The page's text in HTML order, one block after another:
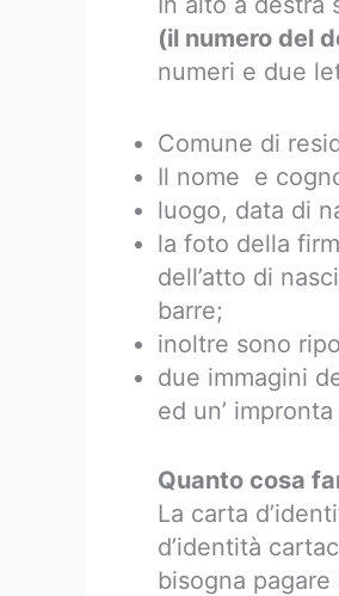
(il numero del
numeri e due
Comune di
Il nome e
luogo, data di
la foto della
dell’atto di
barre;
inoltre sono
due immagini
ed un’
Quanto cosa
La carta
d’identità
bisogna